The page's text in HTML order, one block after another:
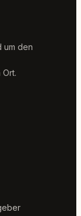
um den